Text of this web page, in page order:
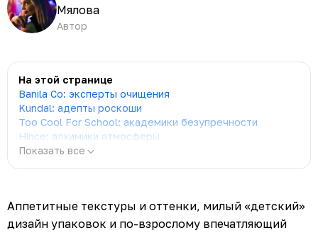
Мялова
Автор
На этой странице
Banila Co: эксперты очищения
Kundal: адепты роскоши
Too Cool For School: академики безупречности
Hince: алхимики атмосферы
Показать все
Аппетитные текстуры и оттенки, милый «детский»
дизайн упаковок и по-взрослому впечатляющий